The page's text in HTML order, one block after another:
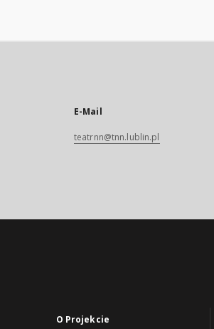
E-Mail
teatrnn@tnn.lublin.pl
O Projekcie